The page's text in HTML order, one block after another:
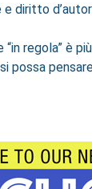
diritto
“in regola” è
possa